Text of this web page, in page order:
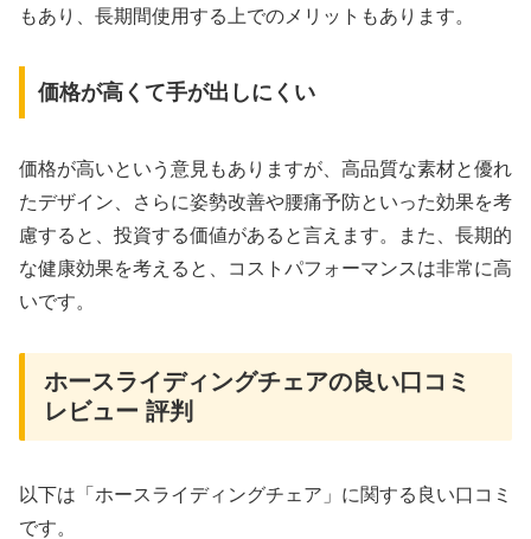
もあり、長期間使用する上でのメリットもあります。
価格が高くて手が出しにくい
価格が高いという意見もありますが、高品質な素材と優れ
たデザイン、さらに姿勢改善や腰痛予防といった効果を考
慮すると、投資する価値があると言えます。また、長期的
な健康効果を考えると、コストパフォーマンスは非常に高
いです。
ホースライディングチェアの良い口コミ
レビュー 評判
以下は「ホースライディングチェア」に関する良い口コミ
です。